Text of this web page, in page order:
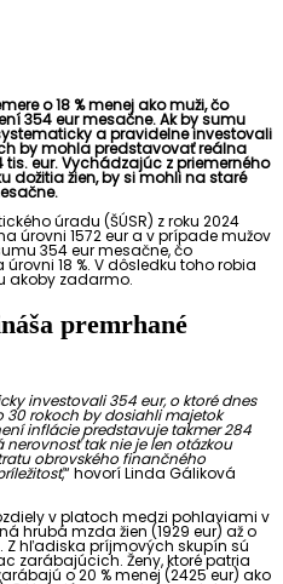
o 18 % menej ako muži, čo
354 eur mesačne. Ak by sumu
a pravidelne investovali
by mohla predstavovať reálna
eur. Vychádzajúc z priemerného
dožitia žien, by si mohli na staré
úradu (ŠÚSR) z roku 2024
úrovni 1572 eur a v prípade mužov
354 eur mesačne, čo
18 %. V dôsledku toho robia
akoby zadarmo.
premrhané
investovali 354 eur, o ktoré dnes
30 rokoch by dosiahli majetok
inflácie predstavuje takmer 284
tak nie je len otázkou
obrovského finančného
,“ hovorí Linda Gáliková
v platoch medzi pohlaviami v
hrubá mzda žien (1929 eur) až o
Z hľadiska príjmových skupín sú
zarábajúcich. Ženy, ktoré patria
o 20 % menej (2425 eur) ako